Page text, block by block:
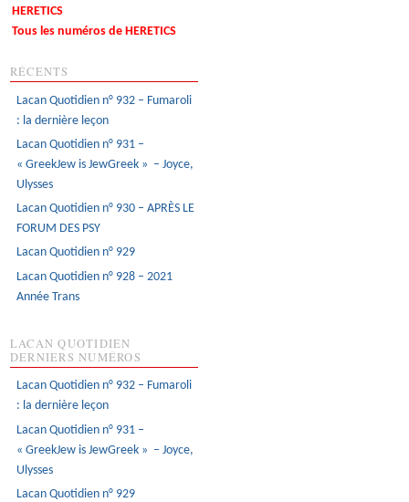
HERETICS
Tous les numéros de HERETICS
RÉCENTS
Lacan Quotidien n° 932 – Fumaroli
: la dernière leçon
Lacan Quotidien n° 931 –
« GreekJew is JewGreek » – Joyce,
Ulysses
Lacan Quotidien n° 930 – APRÈS LE
FORUM DES PSY
Lacan Quotidien n° 929
Lacan Quotidien n° 928 – 2021
Année Trans
LACAN QUOTIDIEN
DERNIERS NUMÉROS
Lacan Quotidien n° 932 – Fumaroli
: la dernière leçon
Lacan Quotidien n° 931 –
« GreekJew is JewGreek » – Joyce,
Ulysses
Lacan Quotidien n° 929